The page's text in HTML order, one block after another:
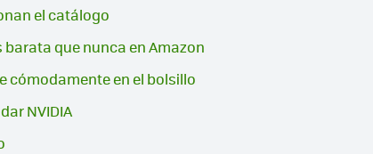
el catálogo
que nunca en Amazon
cómodamente en el bolsillo
NVIDIA